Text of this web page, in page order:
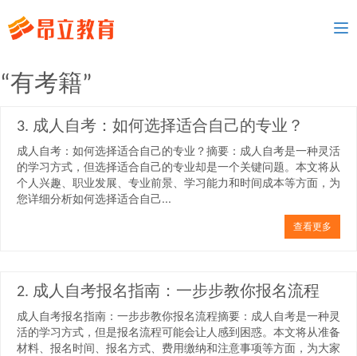
“有考籍”
3. 成人自考：如何选择适合自己的专业？
成人自考：如何选择适合自己的专业？摘要：成人自考是一种灵活
的学习方式，但选择适合自己的专业却是一个关键问题。本文将从
个人兴趣、职业发展、专业前景、学习能力和时间成本等方面，为
您详细分析如何选择适合自己...
查看更多
2. 成人自考报名指南：一步步教你报名流程
成人自考报名指南：一步步教你报名流程摘要：成人自考是一种灵
活的学习方式，但是报名流程可能会让人感到困惑。本文将从准备
材料、报名时间、报名方式、费用缴纳和注意事项等方面，为大家